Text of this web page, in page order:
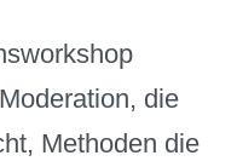
die
Methoden die